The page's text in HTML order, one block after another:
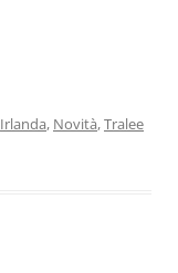
Irlanda, Novità,Tralee